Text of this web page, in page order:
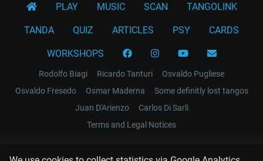
PLAY MUSIC SCAN TANGOLINK
TANDA QUIZ ARTICLES PSY CARDS
WORKSHOPS
Rodolfo Biagi Ricardo Tanturi
Osvaldo Pugliese
Osvaldo Fresedo
Osmar Maderna
Some definitly lost tangos
Juan D'Arienzo
Carlos Di Sarli
Terms and Legal Notices
EL RECODO TANGO